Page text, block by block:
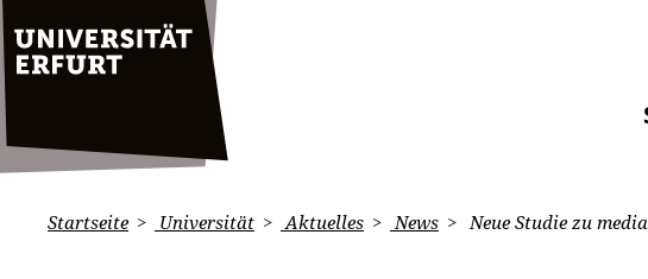
Startseite Universität Aktuelles News Neue Studie zu